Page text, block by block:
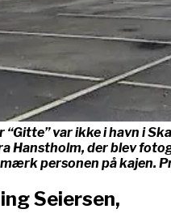
var ikke i havn i
Hanstholm, der blev
personen på kajen.
Seiersen,